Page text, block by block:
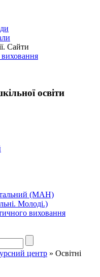
Сайти
виховання
освіти
(МАН)
Молоді.)
виховання
центр » Освітні